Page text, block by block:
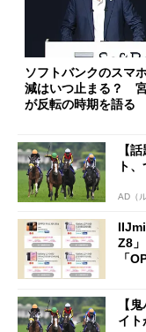
ソフトバンクのスマ
減はいつ止まる？
が反転の時期を語る
【
ト
AD（
Z8
「
【
イト